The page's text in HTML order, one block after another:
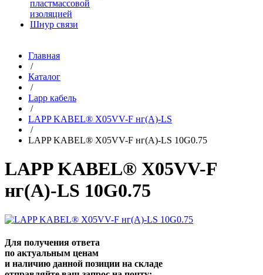
пластмассовой
изоляцией
Шнур связи
Главная
/
Каталог
/
Lapp кабель
/
LAPP KABEL® X05VV-F нг(А)-LS
/
LAPP KABEL® X05VV-F нг(А)-LS 10G0.75
LAPP KABEL® X05VV-F
нг(А)-LS 10G0.75
Для получения ответа
по актуальным ценам
и наличию данной позиции на складе